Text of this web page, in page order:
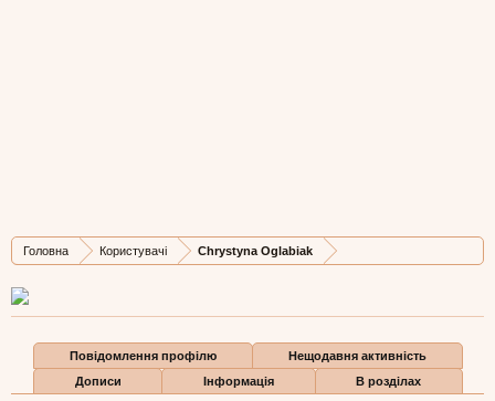
Головна Користувачі Chrystyna Oglabiak
Дописів
1
Карма
0
Бали
1
Повідомлення профілю
Нещодавня активність
Дописи
Інформація В розділах